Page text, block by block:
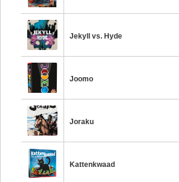
Jekyll vs. Hyde
Joomo
Joraku
Kattenkwaad